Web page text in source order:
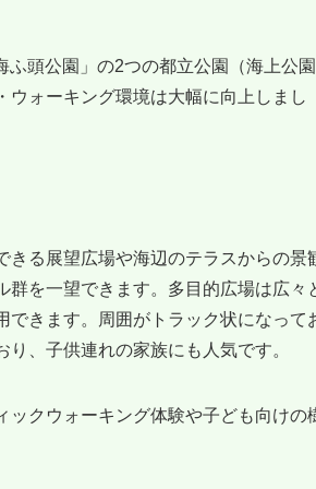
頭公園」の2つの都立公園（海上公園
ォーキング環境は大幅に向上しまし
きる展望広場や海辺のテラスからの景
を一望できます。多目的広場は広々
できます。周囲がトラック状になって
、子供連れの家族にも人気です。
ックウォーキング体験や子ども向けの